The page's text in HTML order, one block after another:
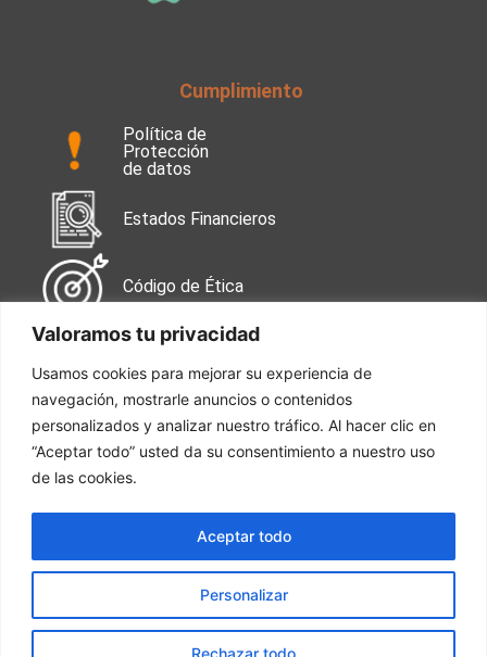
Valoramos tu privacidad
Usamos cookies para mejorar su experiencia de
navegación, mostrarle anuncios o contenidos
personalizados y analizar nuestro tráfico. Al hacer clic en
“Aceptar todo” usted da su consentimiento a nuestro uso
de las cookies.
Personalizar
Rechazar todo
Aceptar todo
Cumplimiento
Política de
Protección
de datos
Estados Financieros
Código de Ética
Calle 99 No. 49-38
Oficina 502
Tel: 601 744 7050
Trabaja con nosotros